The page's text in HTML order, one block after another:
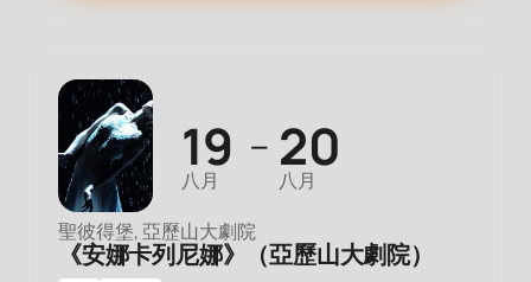
19
八月
— 20
八月
聖彼得堡, 亞歷山大劇院
《安娜卡列尼娜》（亞歷山大劇院）